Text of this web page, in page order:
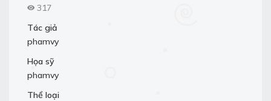
317
Tác giả
phamvy
Họa sỹ
phamvy
Thể loại